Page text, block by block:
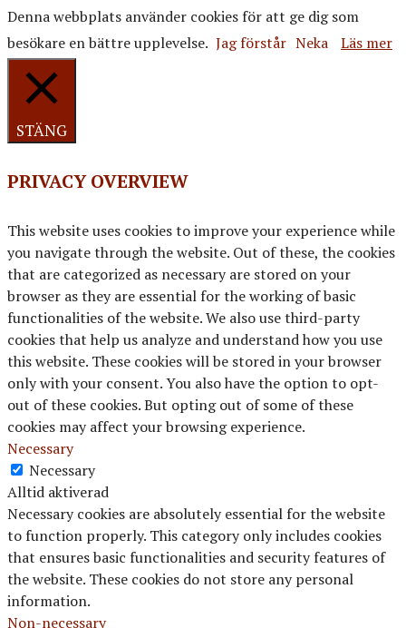
Denna webbplats använder cookies för att ge dig som
besökare en bättre upplevelse. Jag förstår Neka Läs mer
STÄNG
PRIVACY OVERVIEW
This website uses cookies to improve your experience while
you navigate through the website. Out of these, the cookies
that are categorized as necessary are stored on your
browser as they are essential for the working of basic
functionalities of the website. We also use third-party
cookies that help us analyze and understand how you use
this website. These cookies will be stored in your browser
only with your consent. You also have the option to opt-
out of these cookies. But opting out of some of these
cookies may affect your browsing experience.
Necessary
Necessary
Alltid aktiverad
Necessary cookies are absolutely essential for the website
to function properly. This category only includes cookies
that ensures basic functionalities and security features of
the website. These cookies do not store any personal
information.
Non-necessary